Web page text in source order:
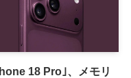
18 Pro｣、メモリ